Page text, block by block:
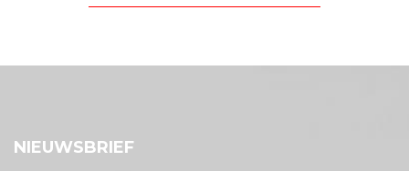
NIEUWSBRIEF